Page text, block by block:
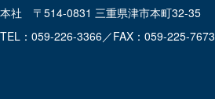
本社 〒514-0831 三重県津市本町32-35
TEL：059-226-3366／FAX：059-225-7673